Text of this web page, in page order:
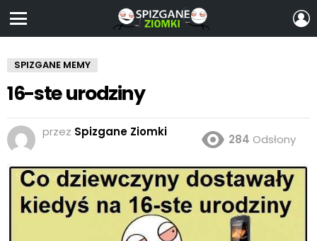
SPIZGANE MEMY
16-ste urodziny
przez Spizgane Ziomki
284 Odsłony